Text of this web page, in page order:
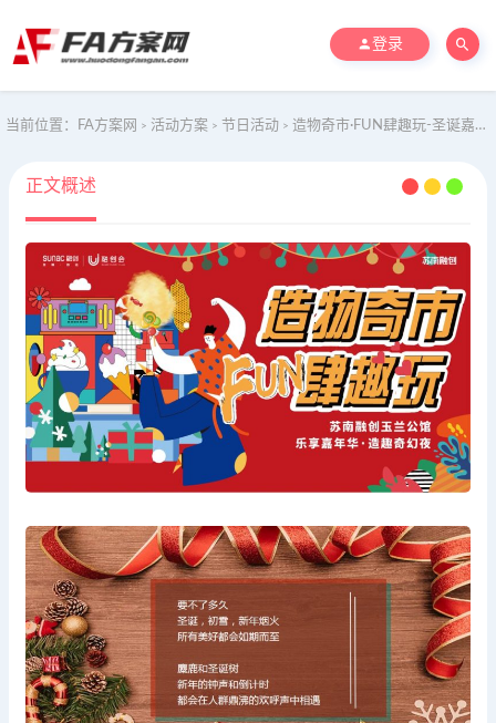
登录
当前位置： FA方案网 > 活动方案 > 节日活动 > 造物奇市·FUN肆趣玩-圣诞嘉年华住房地产嘉年华暖场活动方案
正文概述